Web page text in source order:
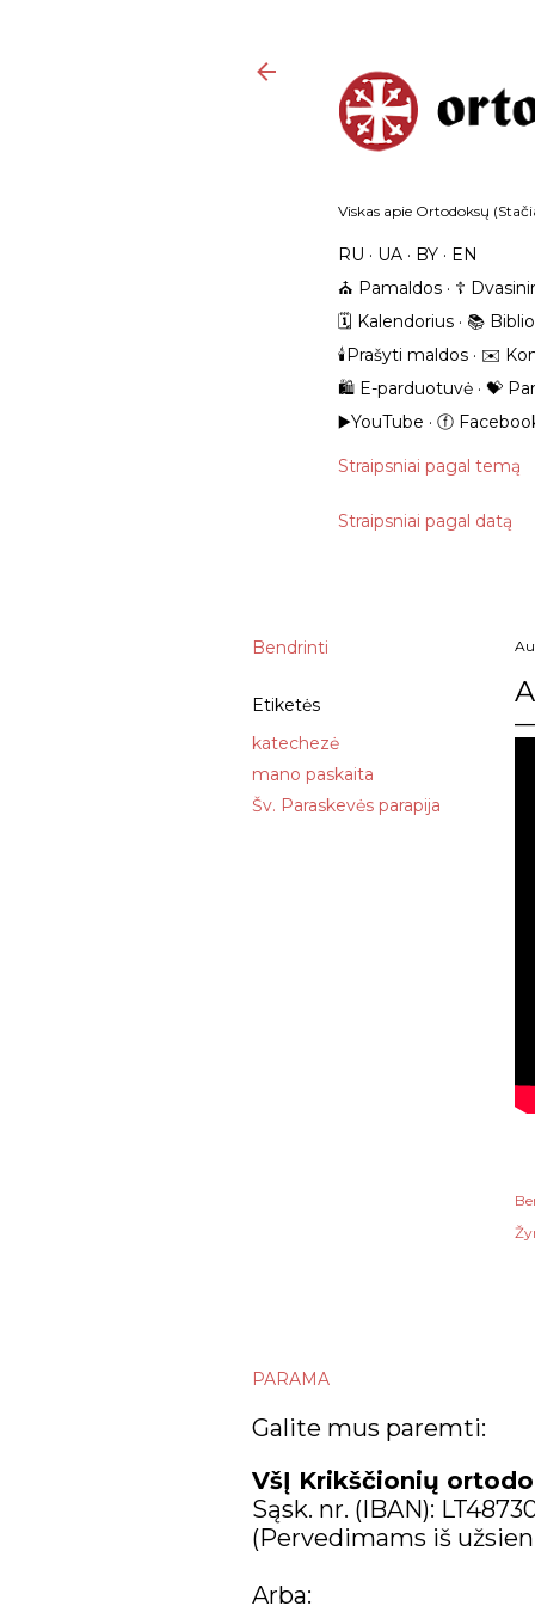
Viskas apie Ortodoksų
RU UA BY
EN
⛪️ Pamaldos
☦️
🗓️ Kalendorius
📚
🕯️Prašyti maldos
✉️
🛍️ E-parduotuvė
💝
▶️YouTube
ⓕ
Straipsniai pagal temą
Straipsniai pagal datą
Bendrinti
Etiketės
katechezė
mano paskaita
Šv. Paraskevės parapija
PARAMA
Galite mus paremti:
VšĮ Krikščionių
Sąsk. nr. (IBAN):
(Pervedimams iš
Arba: